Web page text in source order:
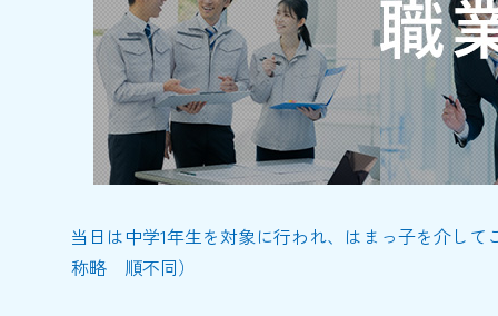
当日は中学1年生を対象に行われ、はまっ子を介し
称略 順不同）